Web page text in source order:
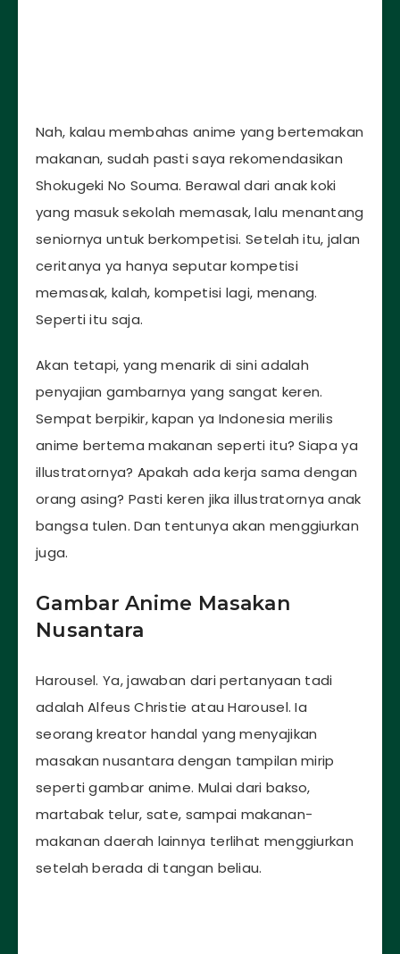
Nah, kalau membahas anime yang bertemakan
makanan, sudah pasti saya rekomendasikan
Shokugeki No Souma. Berawal dari anak koki
yang masuk sekolah memasak, lalu menantang
seniornya untuk berkompetisi. Setelah itu, jalan
ceritanya ya hanya seputar kompetisi
memasak, kalah, kompetisi lagi, menang.
Seperti itu saja.
Akan tetapi, yang menarik di sini adalah
penyajian gambarnya yang sangat keren.
Sempat berpikir, kapan ya Indonesia merilis
anime bertema makanan seperti itu? Siapa ya
illustratornya? Apakah ada kerja sama dengan
orang asing? Pasti keren jika illustratornya anak
bangsa tulen. Dan tentunya akan menggiurkan
juga.
Gambar Anime Masakan
Nusantara
Harousel. Ya, jawaban dari pertanyaan tadi
adalah Alfeus Christie atau Harousel. Ia
seorang kreator handal yang menyajikan
masakan nusantara dengan tampilan mirip
seperti gambar anime. Mulai dari bakso,
martabak telur, sate, sampai makanan-
makanan daerah lainnya terlihat menggiurkan
setelah berada di tangan beliau.